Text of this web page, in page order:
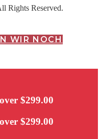
Rights Reserved.
WIR NOCH
$299.00
$299.00